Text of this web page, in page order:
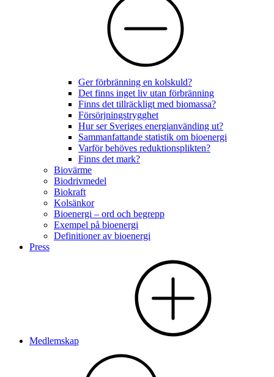
Ger förbränning en kolskuld?
Det finns inget liv utan förbränning
Finns det tillräckligt med biomassa?
Försörjningstrygghet
Hur ser Sveriges energianvänding ut?
Sammanfattande statistik om bioenergi
Varför behöves reduktionsplikten?
Finns det mark?
Biovärme
Biodrivmedel
Biokraft
Kolsänkor
Bioenergi – ord och begrepp
Exempel på bioenergi
Definitioner av bioenergi
Press
Medlemskap